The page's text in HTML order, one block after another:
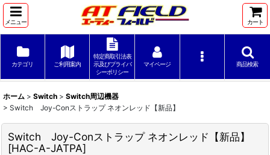
メニュー カート
カテゴリ ご利用案内
特定商取引法表
示及びプライバ
シーポリシー
マイページ 商品検索
ホーム > Switch > Switch周辺機器
> Switch Joy-Conストラップ ネオンレッド【新品】
Switch Joy-Conストラップ ネオンレッド【新品】
[HAC-A-JATPA]